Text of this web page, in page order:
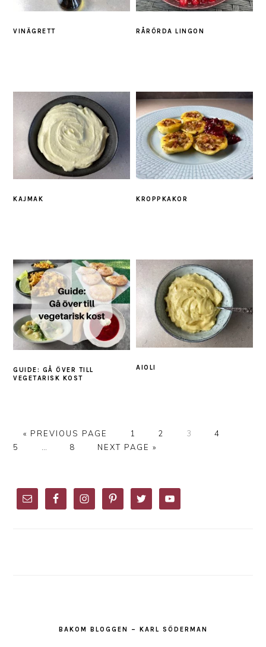
VINÄGRETT RÅRÖRDA LINGON
KAJMAK KROPPKAKOR
GUIDE: GÅ ÖVER TILL
VEGETARISK KOST
AIOLI
« GO
PREVIOUS PAGE PAGE
1 PAGE
2 PAGE
3 PAGE
4
5
PAGE
8
GO
NEXT PAGE »
SIDEBAR
BAKOM BLOGGEN – KARL SÖDERMAN